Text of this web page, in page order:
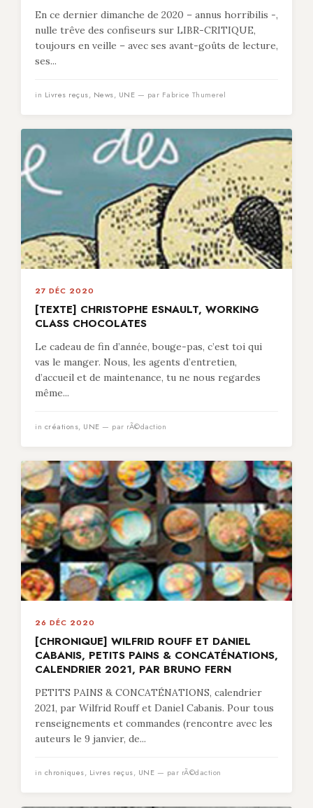
En ce dernier dimanche de 2020 – annus horribilis -,
nulle trêve des confiseurs sur LIBR-CRITIQUE,
toujours en veille – avec ses avant-goûts de lecture,
ses...
in Livres reçus, News, UNE — par Fabrice Thumerel
27 DÉC 2020
[TEXTE] CHRISTOPHE ESNAULT, WORKING
CLASS CHOCOLATES
Le cadeau de fin d’année, bouge-pas, c’est toi qui
vas le manger. Nous, les agents d’entretien,
d’accueil et de maintenance, tu ne nous regardes
même...
in créations, UNE — par rÃ©daction
26 DÉC 2020
[CHRONIQUE] WILFRID ROUFF ET DANIEL
CABANIS, PETITS PAINS & CONCATÉNATIONS,
CALENDRIER 2021, PAR BRUNO FERN
PETITS PAINS & CONCATÉNATIONS, calendrier
2021, par Wilfrid Rouff et Daniel Cabanis. Pour tous
renseignements et commandes (rencontre avec les
auteurs le 9 janvier, de...
in chroniques, Livres reçus, UNE — par rÃ©daction